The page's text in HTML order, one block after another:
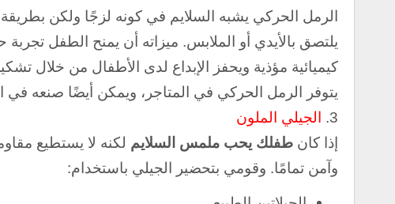
الرمل الحركي يشبه السلايم في كونه لزجًا ولكن
يلتصق بالأيدي أو الملابس. ميزاته أن يمنح الطفل تجربة
كيميائية مؤذية ويحفز الإبداع لدى الأطفال من خلال
يتوفر الرمل الحركي في المتاجر، ويمكن أيضًا صنعه في
3.
الجيلي الملون
إذا كان طفلك يحب ملمس السلايم لكنه لا يستطيع
وآمن تمامًا. وقومي بتحضير الجيلي باستخدام: